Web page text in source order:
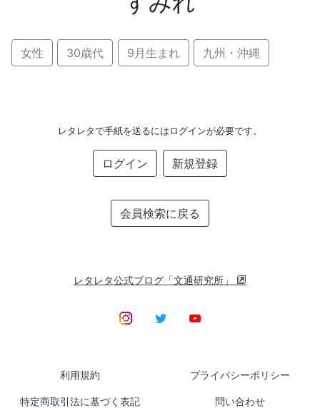
女性 30歳代 9月生まれ 九州・沖縄
レタレタで手紙を送るにはログインが必要です。
ログイン 新規登録
会員検索に戻る
レタレタ公式ブログ「文通研究所」
利用規約 プライバシーポリシー
特定商取引法に基づく表記 問い合わせ